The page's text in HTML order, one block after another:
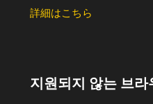
詳細はこちら
지원되지 않는 브